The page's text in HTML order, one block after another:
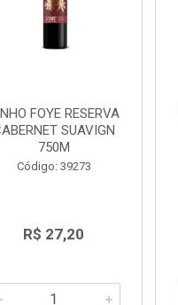
FOYE RESERVA
SUAVIGN
750M
Código: 39273
R$ 27,20